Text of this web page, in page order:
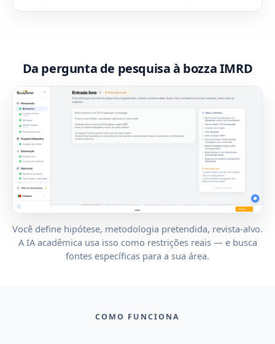
Da pergunta de pesquisa à bozza IMRD
Você define hipótese, metodologia pretendida, revista-alvo.
A IA acadêmica usa isso como restrições reais — e busca
fontes específicas para a sua área.
COMO FUNCIONA